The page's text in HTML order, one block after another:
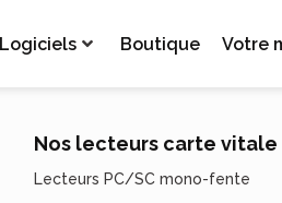
Logiciels Boutique Votre
Nos lecteurs carte vitale
Lecteurs PC/SC mono-fente